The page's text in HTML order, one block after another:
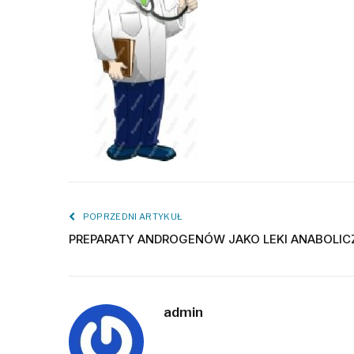
POPRZEDNI ARTYKUŁ
PREPARATY ANDROGENÓW JAKO LEKI
admin